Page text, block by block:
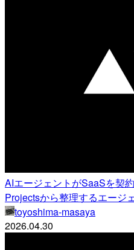
AIエージェントがSaaSを契
Projectsから整理するエージ
toyoshima-masaya
2026.04.30